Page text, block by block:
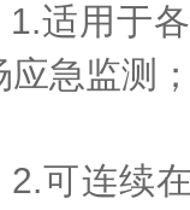
用于各
急监测；
连续在